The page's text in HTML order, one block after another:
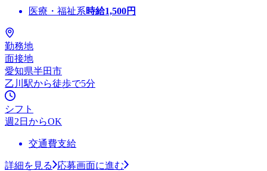
医療・福祉系時給1,500円
勤務地
面接地
愛知県半田市
乙川駅から徒歩で5分
シフト
週2日からOK
交通費支給
詳細を見る
応募画面に進む